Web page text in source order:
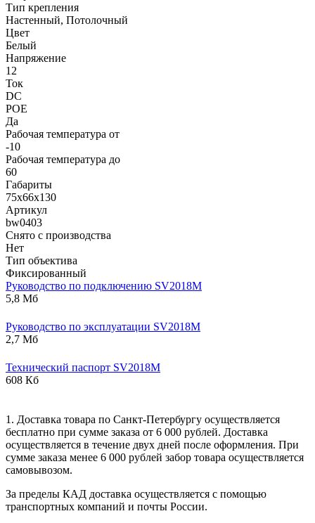
Тип крепления
Настенный, Потолочный
Цвет
Белый
Напряжение
12
Ток
DC
POE
Да
Рабочая температура от
-10
Рабочая температура до
60
Габариты
75x66x130
Артикул
bw0403
Снято с производства
Нет
Тип объектива
Фиксированный
Руководство по подключению SV2018M
5,8 Мб
Руководство по эксплуатации SV2018M
2,7 Мб
Технический паспорт SV2018M
608 Кб
1. Доставка товара по Санкт-Петербургу осуществляется
бесплатно при сумме заказа от 6 000 рублей. Доставка
осуществляется в течение двух дней после оформления. При
сумме заказа менее 6 000 рублей забор товара осуществляется
самовывозом.
За пределы КАД доставка осуществляется с помощью
транспортных компаний и почты России.